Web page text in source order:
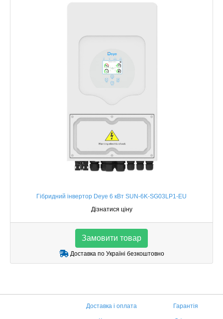
Гібридний інвертор Deye 6 кВт SUN-6K-SG03LP1-EU
Дізнатися ціну
Замовити товар
Доставка по Україні безкоштовно
Доставка і оплата Гарантія